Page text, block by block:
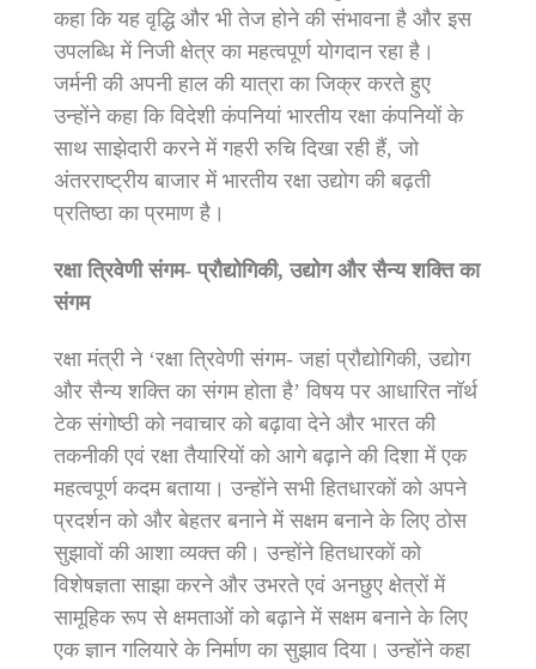
कहा कि यह वृद्धि और भी तेज होने की संभावना है और इस
उपलब्धि में निजी क्षेत्र का महत्वपूर्ण योगदान रहा है।
जर्मनी की अपनी हाल की यात्रा का जिक्र करते हुए
उन्होंने कहा कि विदेशी कंपनियां भारतीय रक्षा कंपनियों के
साथ साझेदारी करने में गहरी रुचि दिखा रही हैं, जो
अंतरराष्ट्रीय बाजार में भारतीय रक्षा उद्योग की बढ़ती
प्रतिष्ठा का प्रमाण है।
रक्षा त्रिवेणी संगम- प्रौद्योगिकी, उद्योग और सैन्य शक्ति का
संगम
रक्षा मंत्री ने ‘रक्षा त्रिवेणी संगम- जहां प्रौद्योगिकी, उद्योग
और सैन्य शक्ति का संगम होता है’ विषय पर आधारित नॉर्थ
टेक संगोष्ठी को नवाचार को बढ़ावा देने और भारत की
तकनीकी एवं रक्षा तैयारियों को आगे बढ़ाने की दिशा में एक
महत्वपूर्ण कदम बताया। उन्होंने सभी हितधारकों को अपने
प्रदर्शन को और बेहतर बनाने में सक्षम बनाने के लिए ठोस
सुझावों की आशा व्‍यक्‍त की। उन्होंने हितधारकों को
विशेषज्ञता साझा करने और उभरते एवं अनछुए क्षेत्रों में
सामूहिक रूप से क्षमताओं को बढ़ाने में सक्षम बनाने के लिए
एक ज्ञान गलियारे के निर्माण का सुझाव दिया। उन्होंने कहा